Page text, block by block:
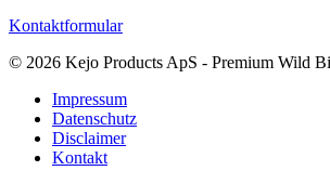
Kontaktformular
© 2026 Kejo Products ApS - Premium Wild
Impressum
Datenschutz
Disclaimer
Kontakt